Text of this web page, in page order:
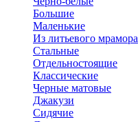
Большие
Маленькие
Из литьевого мрамора
Стальные
Отдельностоящие
Классические
Черные матовые
Джакузи
Сидячие